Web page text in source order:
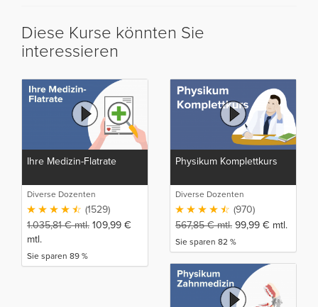
Diese Kurse könnten Sie
interessieren
Ihre Medizin-Flatrate
Diverse Dozenten
(1529)
1.035,81€mtl. 109,99 €
mtl.
Sie sparen 89 %
Physikum Komplettkurs
Diverse Dozenten
(970)
567,85€mtl. 99,99 € mtl.
Sie sparen 82 %